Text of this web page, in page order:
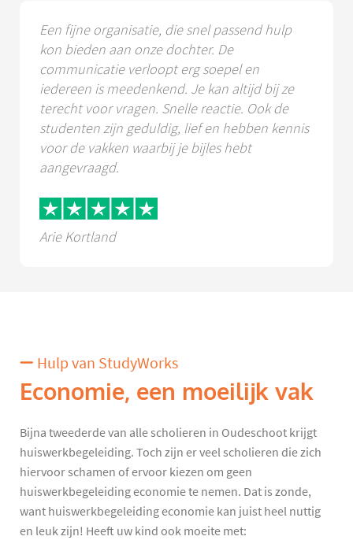
Een fijne organisatie, die snel passend hulp
kon bieden aan onze dochter. De
communicatie verloopt erg soepel en
iedereen is meedenkend. Je kan altijd bij ze
terecht voor vragen. Snelle reactie. Ook de
studenten zijn geduldig, lief en hebben kennis
voor de vakken waarbij je bijles hebt
aangevraagd.
Arie Kortland
Hulp van StudyWorks
Economie, een moeilijk vak
Bijna tweederde van alle scholieren in Oudeschoot krijgt
huiswerkbegeleiding. Toch zijn er veel scholieren die zich
hiervoor schamen of ervoor kiezen om geen
huiswerkbegeleiding economie te nemen. Dat is zonde,
want huiswerkbegeleiding economie kan juist heel nuttig
en leuk zijn! Heeft uw kind ook moeite met: